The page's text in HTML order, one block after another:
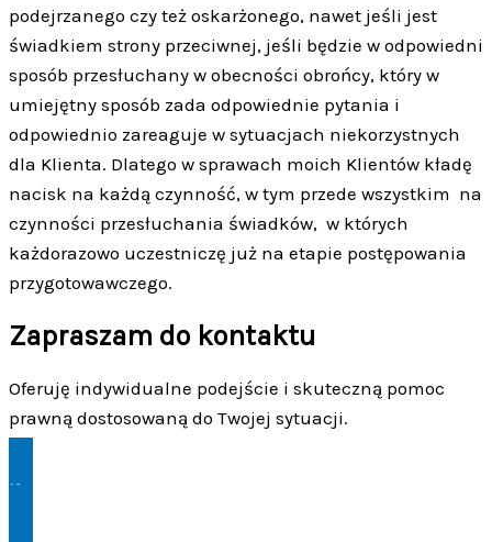
podejrzanego czy też oskarżonego, nawet jeśli jest
świadkiem strony przeciwnej, jeśli będzie w odpowiedni
sposób przesłuchany w obecności obrońcy, który w
umiejętny sposób zada odpowiednie pytania i
odpowiednio zareaguje w sytuacjach niekorzystnych
dla Klienta. Dlatego w sprawach moich Klientów kładę
nacisk na każdą czynność, w tym przede wszystkim na
czynności przesłuchania świadków, w których
każdorazowo uczestniczę już na etapie postępowania
przygotowawczego.
Zapraszam do kontaktu
Oferuję indywidualne podejście i skuteczną pomoc
prawną dostosowaną do Twojej sytuacji.
Kontakt